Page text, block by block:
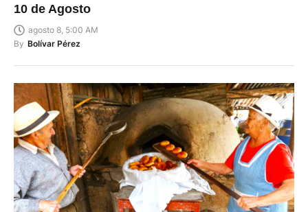
10 de Agosto
agosto 8, 5:00 AM
By Bolívar Pérez